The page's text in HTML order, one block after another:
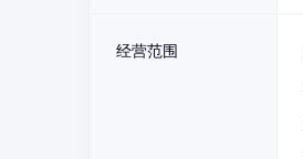
经营范围